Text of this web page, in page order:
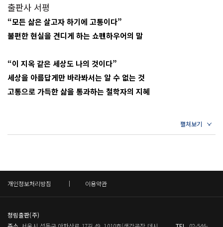
2부 잘 살기 위해 방황하기
4장 어둠: 밤이 되어야 별이 보인다
세상은 ‘고약한 상태’에 놓여 있다
불행이 먼저이고 그다음이 행복이다
어두운 생각이 실수를 낳는다
삶이란 지극히 불편한 것이다
우연은 두 얼굴을 지니고 있다
연꽃은 진흙 속에 뿌리를 내린다
시간은 우리를 기다려주지 않는다
존재는 사람뿐이다. 끝을 아는 자가 시작도 할 수 있다. ‘자,
지금부터다!’라고 말하면서 전의를 다지는 것도 사람이기에
가능한 일이다. 끝낼 수만 있다면 언제든지 다시 시작할 수
--- p.75
3장 운명: 어쩔 수 없다면 운명이다
쇼펜하우어의 말이 ‘시끌벅적하게 사는 사람처럼 살라’는
될 것이다. 사람은 누구나 생로병사의 의미를 깨닫는 순간을
말이다.
저서로는 《쇼펜하우어, 돌이 별이 되는 철학》, 《지극히
인간적인 삶에 대하여》, 《초인 사상으로 보는 인문학》,
《니체와 초인의 언어》, 《방황하는 초인의 이야기》, 《신
철학의 두물머리》, 《니체의 잔인한 망치와 우상의 황혼》
등이 있고, 《아침놀》, 《이 사람을 보라》, 《불안의 개
념》 등을 번역했다.
출판사 서평
“모든 삶은 살고자 하기에 고통이다”
불편한 현실을 견디게 하는 쇼펜하우어의 말
“이 지옥 같은 세상도 나의 것이다”
세상을 아름답게만 바라봐서는 알 수 없는 것
고통으로 가득한 삶을 통과하는 철학자의 지혜
우리는 살아가며 삶은 녹록지 않고, 세상은 그리 아름답지만은
않다는 것을 곳곳에서 발견한다. 코로나19 팬데믹, 경제위기, 기
펜하우어, 니체 등 현실에 대해 냉철하게 조언하는 철학자에 관
개인정보처리방침 이용약관
청림출판(주)